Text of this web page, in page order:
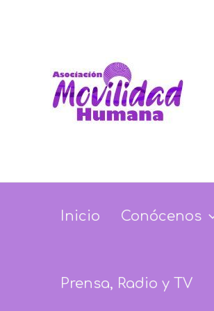
Inicio Conócenos
Prensa, Radio y TV